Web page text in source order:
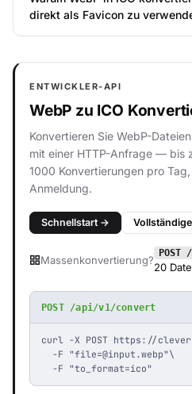
direkt als Favicon zu
ENTWICKLER-API
WebP zu ICO
Konvertieren Sie WebP-
mit einer HTTP-Anfrage — bis
1000 Konvertierungen pro
Anmeldung.
Schnellstart →
Massenkonvertierung?
20
POST /api/v1/convert
curl -X POST https://
  -F "
file=@input.webp"\
  -F "to_format=ico"